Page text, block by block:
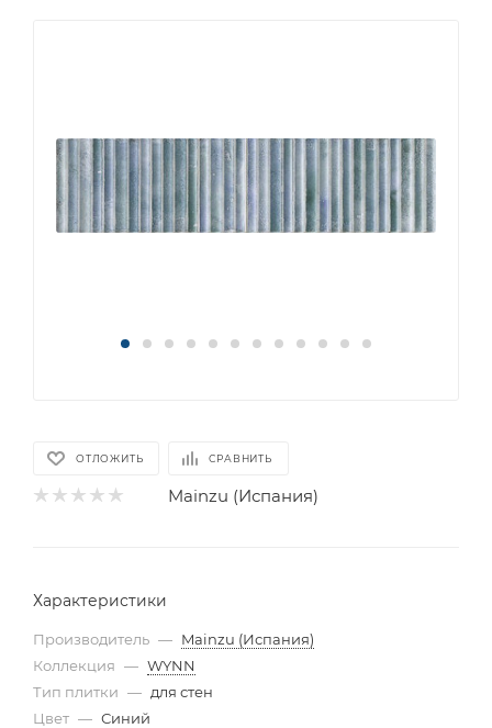
ОТЛОЖИТЬ СРАВНИТЬ
Mainzu (Испания)
Характеристики
Производитель — Mainzu (Испания)
Коллекция — WYNN
Тип плитки — для стен
Цвет — Синий